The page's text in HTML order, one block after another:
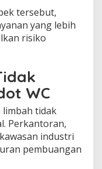
tersebut,
yang lebih
risiko
WC
limbah tidak
Perkantoran,
industri
pembuangan